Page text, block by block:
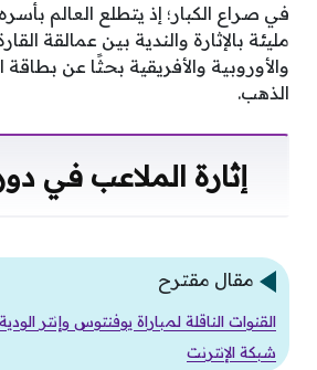
في صراع الكبار؛ إذ يتطلع العالم
مليئة بالإثارة والندية بين عمالقة
والأوروبية والأفريقية بحثًا عن
الذهب.
إثارة الملاعب في
مقال مقترح
القنوات الناقلة لمباراة يوفنتوس وإنتر
شبكة الإنترنت